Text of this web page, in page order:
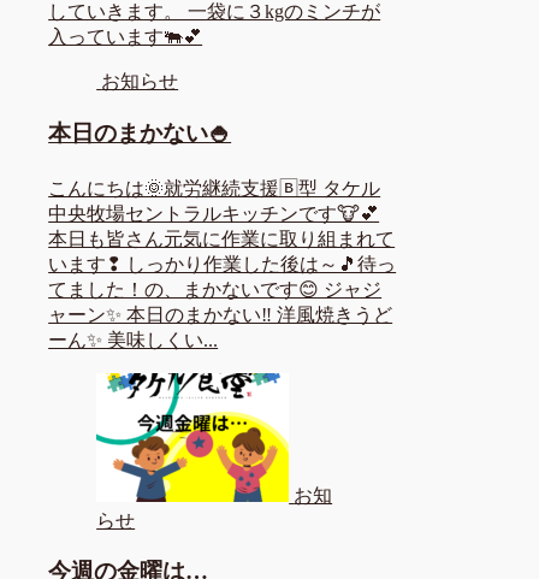
していきます。 一袋に３kgのミンチが
入っています🐃💕
お知らせ
本日のまかない🍚
こんにちは🌞就労継続支援🄱型 タケル
中央牧場セントラルキッチンです🐮💕
本日も皆さん元気に作業に取り組まれて
います❢ しっかり作業した後は～🎵待っ
てました！の、まかないです😊 ジャジ
ャーン✨ 本日のまかない‼ 洋風焼きうど
ーん✨ 美味しくい...
お知
らせ
今週の金曜は…